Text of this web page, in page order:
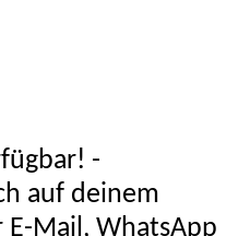
-
auf deinem
E-Mail, WhatsApp